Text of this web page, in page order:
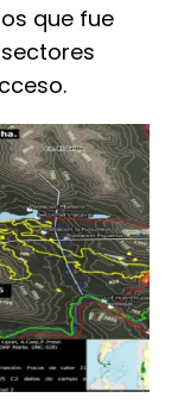
que fue